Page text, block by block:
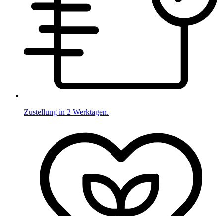
Zustellung in 2 Werktagen.